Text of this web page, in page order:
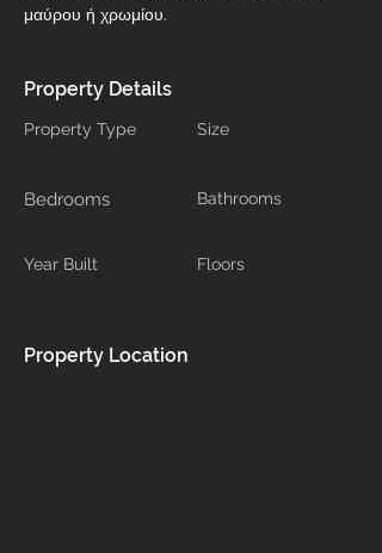
μαύρου ή χρωμίου.
Property Details
Property Type
Bedrooms
Year Built
Size
Bathrooms
Floors
Property Location